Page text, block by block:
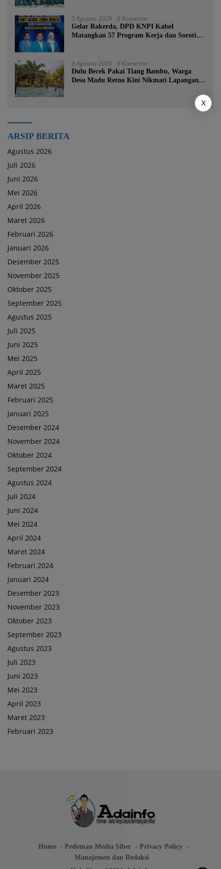
5 Agustus 2026 0 Komentar
Gelar Rakerda, DPD KNPI Kalsel
Matangkan 57 Program Kerja dan Soroti
6 Agustus 2026 0 Komentar
Dulu Becek Pakai Tiang Bambu, Warga
Desa Madu Retno Kini Nikmati Lapangan
ARSIP BERITA
Agustus 2026
Juli 2026
Juni 2026
Mei 2026
April 2026
Maret 2026
Februari 2026
Januari 2026
Desember 2025
November 2025
Oktober 2025
September 2025
Agustus 2025
Juli 2025
Juni 2025
Mei 2025
April 2025
Maret 2025
Februari 2025
Januari 2025
Desember 2024
November 2024
Oktober 2024
September 2024
Agustus 2024
Juli 2024
Juni 2024
Mei 2024
April 2024
Maret 2024
Februari 2024
Januari 2024
Desember 2023
November 2023
Oktober 2023
September 2023
Agustus 2023
Juli 2023
Juni 2023
Mei 2023
April 2023
Maret 2023
Februari 2023
Home Pedoman Media Siber
Privacy Policy
Manajemen dan Redaksi
X